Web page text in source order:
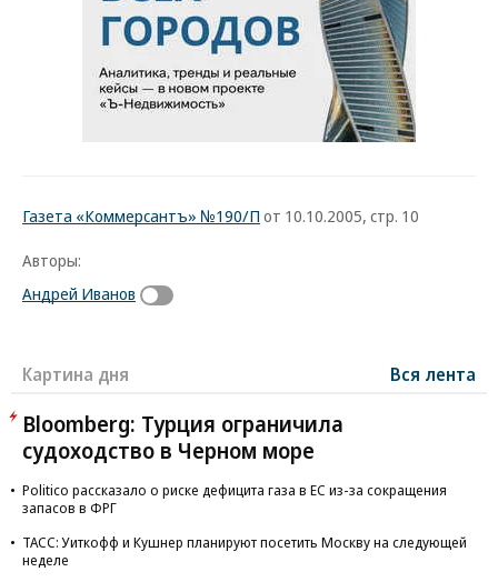
Газета «Коммерсантъ» №190/П от 10.10.2005, стр. 10
Авторы:
Андрей Иванов
Картина дня Вся лента
Bloomberg: Турция ограничила
судоходство в Черном море
Politico рассказало о риске дефицита газа в ЕС из-за сокращения
запасов в ФРГ
ТАСС: Уиткофф и Кушнер планируют посетить Москву на следующей
неделе